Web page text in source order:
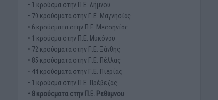
• 1 κρούσμα στην Π.Ε. Λήμνου
• 70 κρούσματα στην Π.Ε. Μαγνησίας
• 6 κρούσματα στην Π.Ε. Μεσσηνίας
• 1 κρούσμα στην Π.Ε. Μυκόνου
• 72 κρούσματα στην Π.Ε. Ξάνθης
• 85 κρούσματα στην Π.Ε. Πέλλας
• 44 κρούσματα στην Π.Ε. Πιερίας
• 1 κρούσμα στην Π.Ε. Πρέβεζας
• 8 κρούσματα στην Π.Ε. Ρεθύμνου